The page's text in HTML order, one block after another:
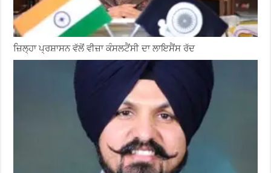
ਜ਼ਿਲ੍ਹਾ ਪ੍ਰਸ਼ਾਸਨ ਵੱਲੋਂ ਵੀਜ਼ਾ ਕੰਸਲਟੈਂਸੀ ਦਾ ਲਾਇਸੈਂਸ ਰੱਦ